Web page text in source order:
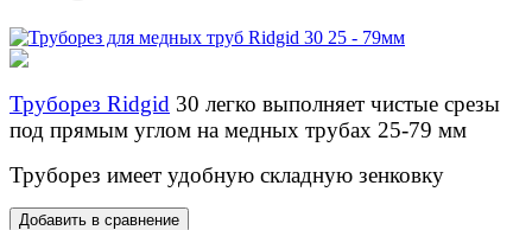
Труборез Ridgid 30 легко выполняет чистые срезы
под прямым углом на медных трубах 25-79 мм
Труборез имеет удобную складную зенковку
Добавить в сравнение